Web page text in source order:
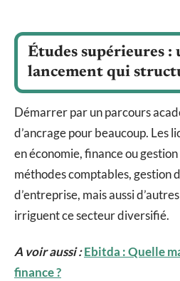
Études supérieures :
lancement qui
Démarrer par un parcours
d’ancrage pour beaucoup. Les
en économie, finance ou
méthodes comptables, gestion
d’entreprise, mais aussi
irriguent ce secteur diversifié.
A voir aussi :Ebitda : Quelle
finance ?